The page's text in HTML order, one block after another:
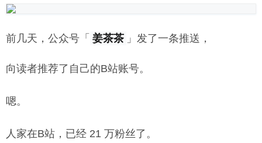
前几天，公众号「 姜茶茶 」发了一条推送，
向读者推荐了自己的B站账号。
嗯。
人家在B站，已经 21 万粉丝了。